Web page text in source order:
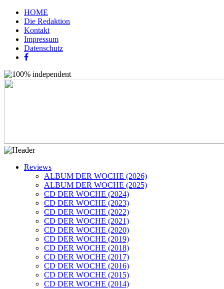
HOME
Die Redaktion
Kontakt
Impressum
Datenschutz
Reviews
ALBUM DER WOCHE (2026)
ALBUM DER WOCHE (2025)
CD DER WOCHE (2024)
CD DER WOCHE (2023)
CD DER WOCHE (2022)
CD DER WOCHE (2021)
CD DER WOCHE (2020)
CD DER WOCHE (2019)
CD DER WOCHE (2018)
CD DER WOCHE (2017)
CD DER WOCHE (2016)
CD DER WOCHE (2015)
CD DER WOCHE (2014)